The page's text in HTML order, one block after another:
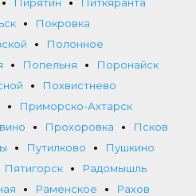
Покровка
Полонное
Попельня
Поронайск
Похвистнево
Приморско-Ахтарск
Прохоровка
Псков
Путилково
Пушкино
Пятигорск
Радомышль
Раменское Рахов